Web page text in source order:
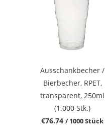
Ausschankbecher /
Bierbecher, RPET,
transparent, 250ml
(1.000 Stk.)
€76.74 / 1000 Stück